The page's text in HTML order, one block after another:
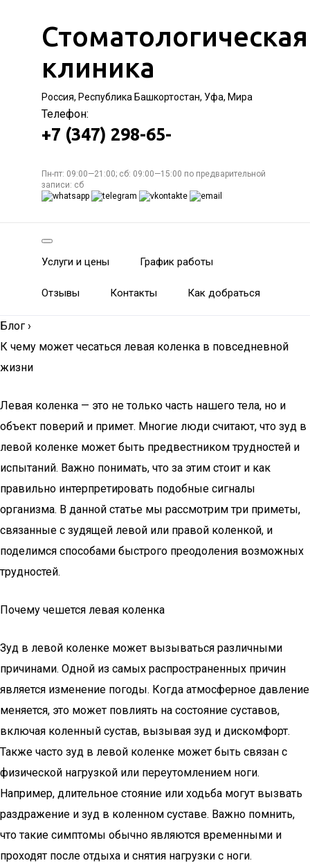
Стоматологическая
клиника
Россия, Республика Башкортостан, Уфа, Мира
Телефон:
+7 (347) 298-65-
Пн-пт: 09:00—21:00; сб: 09:00—15:00 по предварительной
записи: сб
Услуги и цены График работы
Отзывы Контакты Как добраться
Блог ›
К чему может чесаться левая коленка в повседневной
жизни
Левая коленка — это не только часть нашего тела, но и
объект поверий и примет. Многие люди считают, что зуд в
левой коленке может быть предвестником трудностей и
испытаний. Важно понимать, что за этим стоит и как
правильно интерпретировать подобные сигналы
организма. В данной статье мы рассмотрим три приметы,
связанные с зудящей левой или правой коленкой, и
поделимся способами быстрого преодоления возможных
трудностей.
Почему чешется левая коленка
Зуд в левой коленке может вызываться различными
причинами. Одной из самых распространенных причин
является изменение погоды. Когда атмосферное давление
меняется, это может повлиять на состояние суставов,
включая коленный сустав, вызывая зуд и дискомфорт.
Также часто зуд в левой коленке может быть связан с
физической нагрузкой или переутомлением ноги.
Например, длительное стояние или ходьба могут вызвать
раздражение и зуд в коленном суставе. Важно помнить,
что такие симптомы обычно являются временными и
проходят после отдыха и снятия нагрузки с ноги.